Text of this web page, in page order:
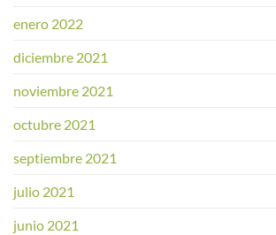
enero 2022
diciembre 2021
noviembre 2021
octubre 2021
septiembre 2021
julio 2021
junio 2021